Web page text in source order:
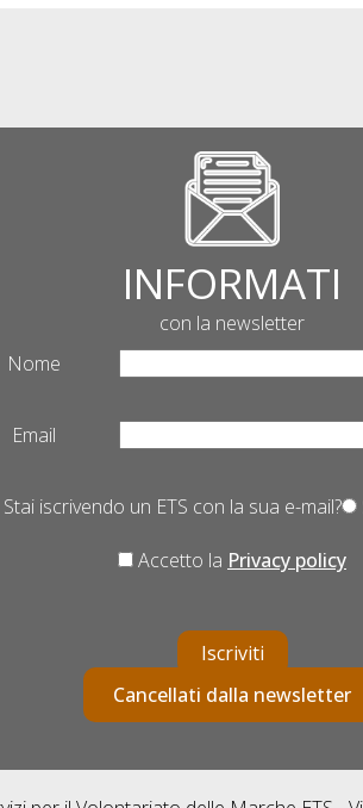
INFORMATI
con la newsletter
Nome
Email
Stai iscrivendo un ETS con la sua e-mail?
Accetto la Privacy policy
Iscriviti
Cancellati dalla newsletter